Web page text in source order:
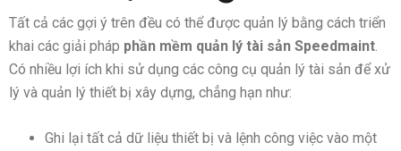
Tất cả các gợi ý trên đều có thể được quản lý bằng cách triển
khai các giải pháp phần mềm quản lý tài sản Speedmaint
Có nhiều lợi ích khi sử dụng các công cụ quản lý tài sản để xử
lý và quản lý thiết bị xây dựng, chẳng hạn như:
Ghi lại tất cả dữ liệu thiết bị và lệnh công việc vào một